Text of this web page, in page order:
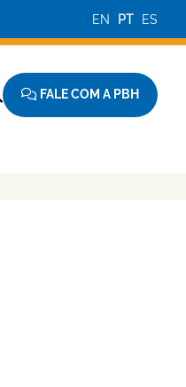
EN PT ES
FALE COM A PBH